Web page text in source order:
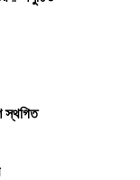
স্থগিত